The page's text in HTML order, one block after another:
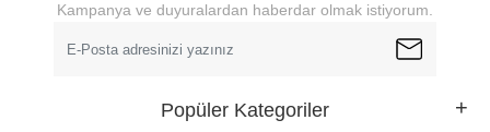
Kampanya ve duyuralardan haberdar olmak istiyorum.
Popüler Kategoriler